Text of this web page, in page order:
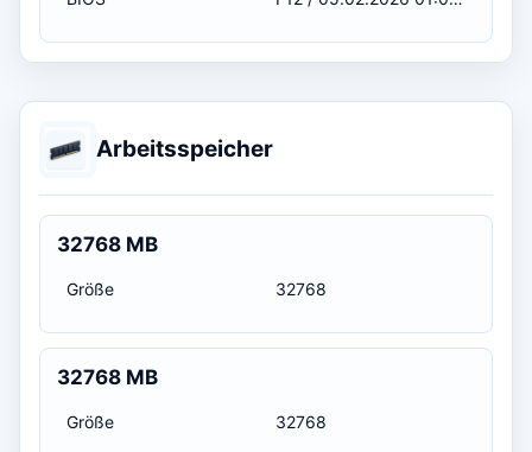
Arbeitsspeicher
32768 MB
Größe 32768
32768 MB
Größe 32768